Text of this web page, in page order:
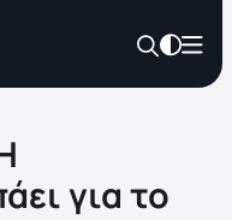
για το